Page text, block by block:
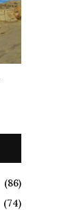
(86)
(74)